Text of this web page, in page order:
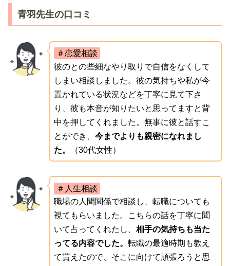
青羽先生の口コミ
＃恋愛相談
彼のとの些細なやり取りで自信をなくして
しまい相談しました。彼の気持ちや私が今
置かれている状況などを丁寧に見て下さ
り、彼も本音が知りたいと思ってますと背
中を押してくれました。無事に彼と話すこ
とができ、 今までよりも親密になれまし
た。
（30代女性）
＃人生相談
職場の人間関係で相談し、転職についても
視てもらいました。こちらの話を丁寧に聞
いて占ってくれたし、 相手の気持ちも当た
ってる内容でした。 転職の最適時期も教え
て貰えたので、そこに向けて頑張ろうと思